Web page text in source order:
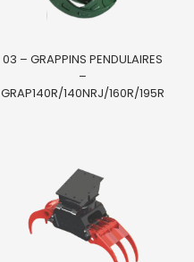
03 – GRAPPINS PENDULAIRES
–
GRAP140R/140NRJ/160R/195R